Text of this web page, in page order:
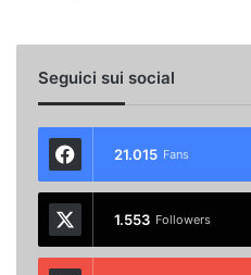
Seguici sui social
21.015 Fans
1.553 Followers